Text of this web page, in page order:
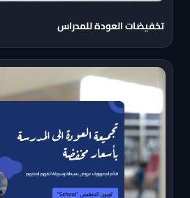
تخفيضات العودة للمدراس